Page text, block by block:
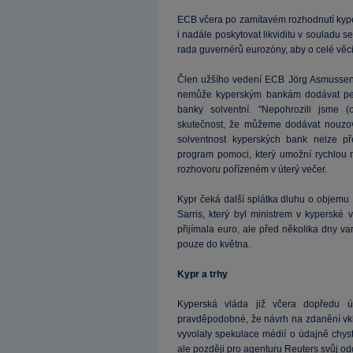
ECB včera po zamítavém rozhodnutí
i nadále poskytovat likviditu v souladu
rada guvernérů eurozóny, aby o celé
Člen užšího vedení ECB Jörg
nemůže kyperským bankám dodávat
banky solventní. "Nepohrozili jsme
skutečnost, že můžeme dodávat
solventnost kyperských bank nelze
program pomoci, který umožní rychlou
rozhovoru pořízeném v úterý večer.
Kypr čeká další splátka dluhu o
Sarris, který byl ministrem v kyperské
přijímala euro, ale před několika dny
pouze do května.
Kypr a trhy
Kyperská vláda již včera dopředu
pravděpodobné, že návrh na zdanění
vyvolaly spekulace médií o údajně
ale později pro agenturu Reuters svůj